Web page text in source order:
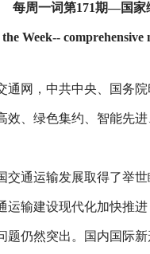
每周一词第171期—国家
Week--
通网，中共中央、国务
、绿色集约、智能先
交通运输发展取得了举
输建设现代化加快推
仍然突出。国内国际